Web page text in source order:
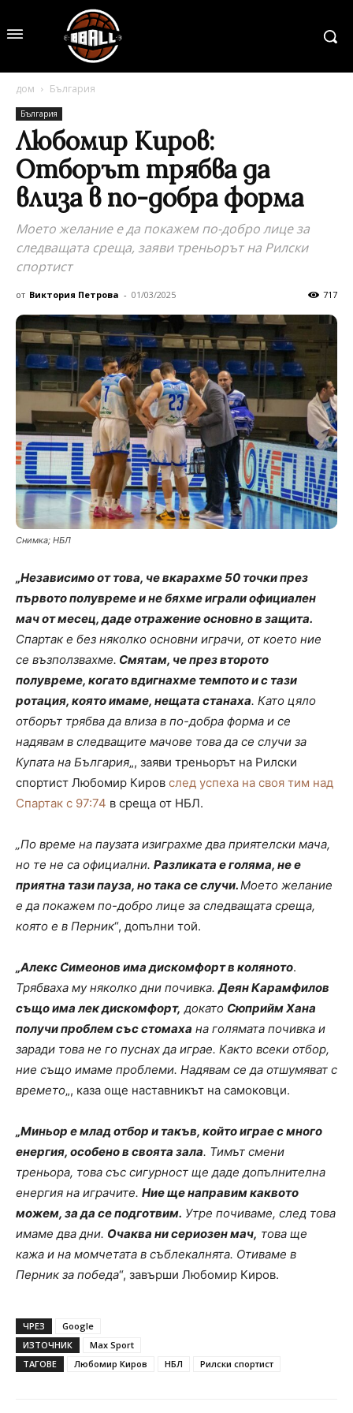
дом България
България
Любомир Киров:
Oтборът трябва да
влиза в по-добра форма
Моето желание е да покажем по-добро лице за
следващата среща, заяви треньорът на Рилски
спортист
от Виктория Петрова - 01/03/2025 717
Снимка; НБЛ
„Независимо от това, че вкарахме 50 точки през
първото полувреме и не бяхме играли официален
мач от месец, даде отражение основно в защита.
Спартак е без няколко основни играчи, от което ние
се възползвахме. Смятам, че през второто
полувреме, когато вдигнахме темпото и с тази
ротация, която имаме, нещата станаха. Като цяло
отборът трябва да влиза в по-добра форма и се
надявам в следващите мачове това да се случи за
Купата на България„, заяви треньорът на Рилски
спортист Любомир Киров след успеха на своя тим над
Спартак с 97:74 в среща от НБЛ.
„По време на паузата изиграхме два приятелски мача,
но те не са официални. Разликата е голяма, не е
приятна тази пауза, но така се случи.Моето желание
е да покажем по-добро лице за следващата среща,
която е в Перник“, допълни той.
„Алекс Симеонов има дискомфорт в коляното.
Трябваха му няколко дни почивка.Деян Карамфилов
също има лек дискомфорт, докато Сюприйм Хана
получи проблем със стомаха на голямата почивка и
заради това не го пуснах да играе. Както всеки отбор,
ние също имаме проблеми. Надявам се да отшумяват с
времето„, каза още наставникът на самоковци.
„Миньор е млад отбор и такъв, който играе с много
енергия, особено в своята зала. Тимът смени
треньора, това със сигурност ще даде допълнителна
енергия на играчите. Ние ще направим каквото
можем, за да се подготвим. Утре почиваме, след това
имаме два дни. Очаква ни сериозен мач, това ще
кажа и на момчетата в съблекалнята. Отиваме в
Перник за победа“, завърши Любомир Киров.
ЧРЕЗ
Google
ИЗТОЧНИК
Max Sport
ТАГОВЕ
Любомир Киров НБЛ Рилски спортист